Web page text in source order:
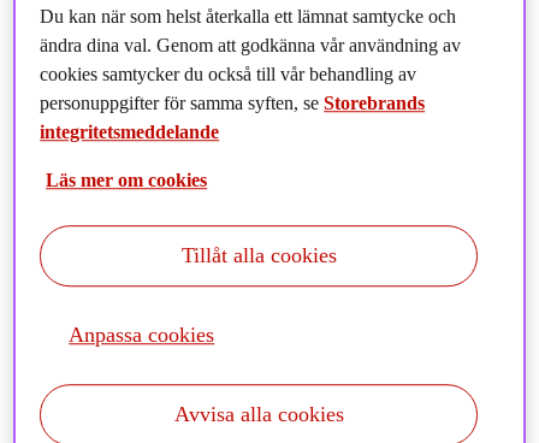
Historisk avkastning är ingen garanti för framtida utveckling.
värde och det är inte säkert att du får tillbaka hela det insatta
kraftigt i värde. Faktablad, informationsbroschyrer,
hållbarhetsrelaterade upplysningar samt information om
Du kan när som helst återkalla ett lämnat samtycke och
ändra dina val. Genom att godkänna vår användning av
cookies samtycker du också till vår behandling av
personuppgifter för samma syften, seStorebrands
integritetsmeddelande
Läs mer om cookies
Anpassa cookies
Avvisa alla cookies
Tillåt alla cookies